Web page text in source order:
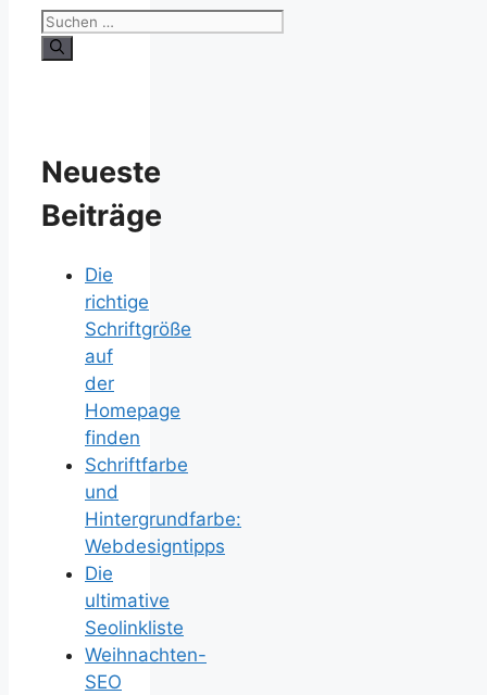
Suchen
nach:
Neueste
Beiträge
Die
richtige
Schriftgröße
auf
der
Homepage
finden
Schriftfarbe
und
Hintergrundfarbe:
Webdesigntipps
Die
ultimative
Seolinkliste
Weihnachten-
SEO